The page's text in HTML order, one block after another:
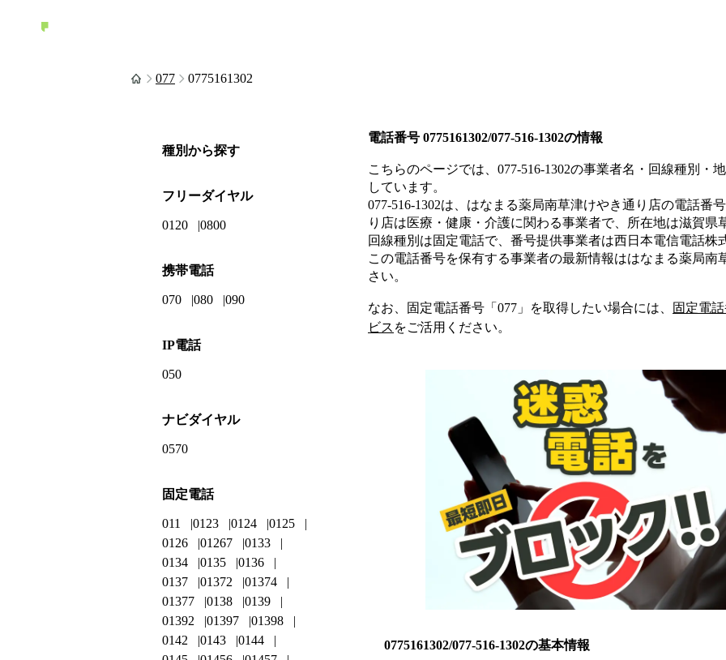
077 0775161302
電話番号 0775161302/077-516-1302の情報
こちらのページでは、 077-516-1302の事業者名・回線種別・
しています。
077-516-1302は、 はなまる薬局南草津けやき通り店の電話番号
り店は医療・健康・介護に関わる事業者で、所在地は滋賀県
回線種別は固定電話で、番号提供事業者は西日本電信電話株
この電話番号を保有する事業者の最新情報ははなまる薬局南
さい。
なお、固定電話番号「 077 」を取得したい場合には、 固定電話
ビス をご活用ください。
0775161302/077-516-1302の基本情報
種別から探す
フリーダイヤル
0120 0800
携帯電話
070 080 090
IP電話
050
ナビダイヤル
0570
固定電話
011 0123 0124
0125
0126
01267
0133
0134
0135
0136
0137
01372
01374
01377
0138
0139
01392
01397
01398
0142
0143
0144